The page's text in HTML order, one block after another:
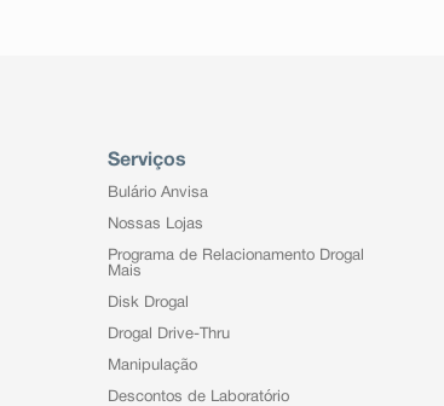
Serviços
Bulário Anvisa
Nossas Lojas
Programa de Relacionamento Drogal
Mais
Disk Drogal
Drogal Drive-Thru
Manipulação
Descontos de Laboratório